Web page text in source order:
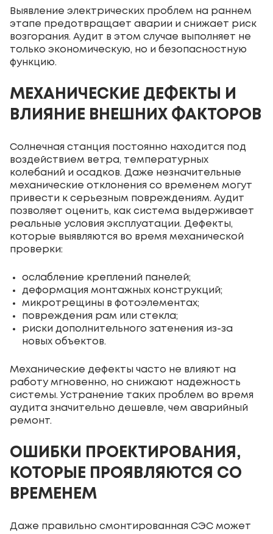
Выявление электрических проблем на раннем
этапе предотвращает аварии и снижает риск
возгорания. Аудит в этом случае выполняет не
только экономическую, но и безопасностную
функцию.
МЕХАНИЧЕСКИЕ ДЕФЕКТЫ И
ВЛИЯНИЕ ВНЕШНИХ ФАКТОРОВ
Солнечная станция постоянно находится под
воздействием ветра, температурных
колебаний и осадков. Даже незначительные
механические отклонения со временем могут
привести к серьезным повреждениям. Аудит
позволяет оценить, как система выдерживает
реальные условия эксплуатации. Дефекты,
которые выявляются во время механической
проверки:
ослабление креплений панелей;
деформация монтажных конструкций;
микротрещины в фотоэлементах;
повреждения рам или стекла;
риски дополнительного затенения из-за
новых объектов.
Механические дефекты часто не влияют на
работу мгновенно, но снижают надежность
системы. Устранение таких проблем во время
аудита значительно дешевле, чем аварийный
ремонт.
ОШИБКИ ПРОЕКТИРОВАНИЯ,
КОТОРЫЕ ПРОЯВЛЯЮТСЯ СО
ВРЕМЕНЕМ
Даже правильно смонтированная СЭС может